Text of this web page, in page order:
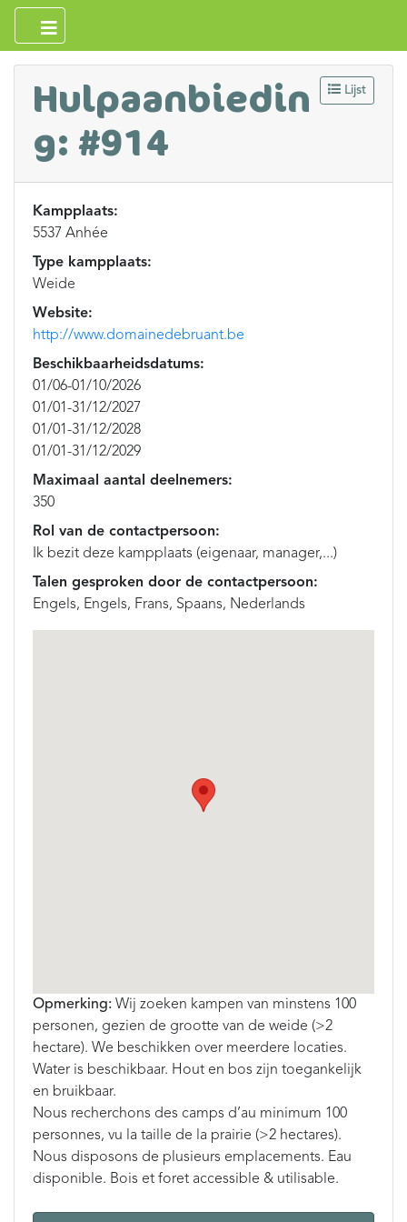
Lijst
Hulpaanbiedin
g: #914
Kampplaats:
5537 Anhée
Type kampplaats:
Weide
Website:
http://www.domainedebruant.be
Beschikbaarheidsdatums:
01/06-01/10/2026
01/01-31/12/2027
01/01-31/12/2028
01/01-31/12/2029
Maximaal aantal deelnemers:
350
Rol van de contactpersoon:
Ik bezit deze kampplaats (eigenaar, manager,...)
Talen gesproken door de contactpersoon:
Engels, Engels, Frans, Spaans, Nederlands
Opmerking: Wij zoeken kampen van minstens 100
personen, gezien de grootte van de weide (>2
hectare). We beschikken over meerdere locaties.
Water is beschikbaar. Hout en bos zijn toegankelijk
en bruikbaar.
Nous recherchons des camps d’au minimum 100
personnes, vu la taille de la prairie (>2 hectares).
Nous disposons de plusieurs emplacements. Eau
disponible. Bois et foret accessible & utilisable.